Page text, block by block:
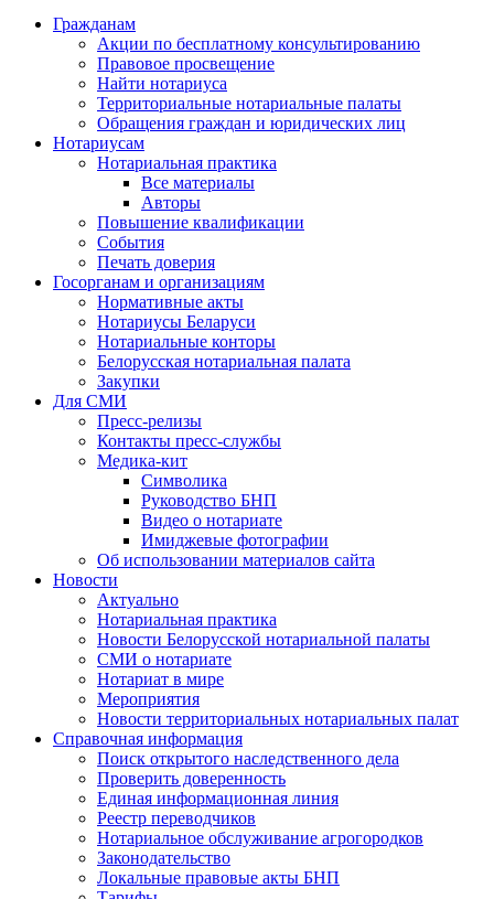
Гражданам
Акции по бесплатному консультированию
Правовое просвещение
Найти нотариуса
Территориальные нотариальные палаты
Обращения граждан и юридических лиц
Нотариусам
Нотариальная практика
Все материалы
Авторы
Повышение квалификации
События
Печать доверия
Госорганам и организациям
Нормативные акты
Нотариусы Беларуси
Нотариальные конторы
Белорусская нотариальная палата
Закупки
Для СМИ
Пресс-релизы
Контакты пресс-службы
Медика-кит
Символика
Руководство БНП
Видео о нотариате
Имиджевые фотографии
Об использовании материалов сайта
Новости
Актуально
Нотариальная практика
Новости Белорусской нотариальной палаты
СМИ о нотариате
Нотариат в мире
Мероприятия
Новости территориальных нотариальных палат
Справочная информация
Поиск открытого наследственного дела
Проверить доверенность
Единая информационная линия
Реестр переводчиков
Нотариальное обслуживание агрогородков
Законодательство
Локальные правовые акты БНП